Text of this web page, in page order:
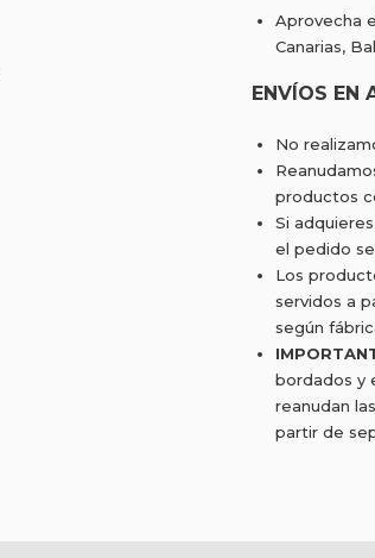
Aprovecha
Canarias,
ENVÍOS EN
No
productos
Si
el pedido
Los
servidos a
según
bordados y
reanudan
partir de